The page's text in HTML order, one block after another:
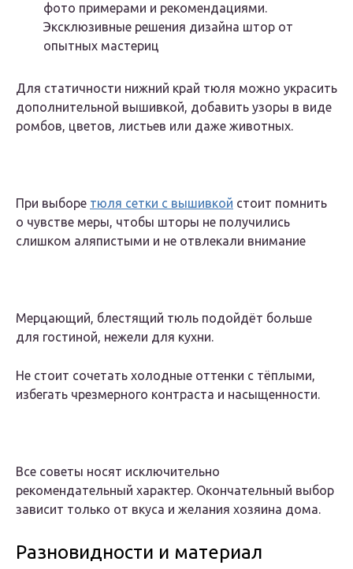
фото примерами и рекомендациями.
Эксклюзивные решения дизайна штор от
опытных мастериц
Для статичности нижний край тюля можно украсить
дополнительной вышивкой, добавить узоры в виде
ромбов, цветов, листьев или даже животных.
При выборе тюля сетки с вышивкой стоит помнить
о чувстве меры, чтобы шторы не получились
слишком аляпистыми и не отвлекали внимание
Мерцающий, блестящий тюль подойдёт больше
для гостиной, нежели для кухни.
Не стоит сочетать холодные оттенки с тёплыми,
избегать чрезмерного контраста и насыщенности.
Все советы носят исключительно
рекомендательный характер. Окончательный выбор
зависит только от вкуса и желания хозяина дома.
Разновидности и материал